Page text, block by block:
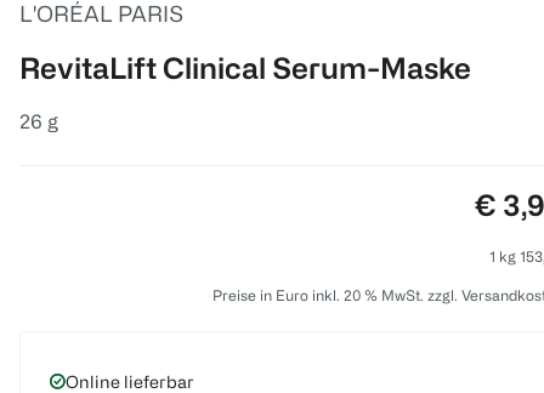
L'ORÉAL PARIS
RevitaLift Clinical Serum-Maske
26 g
€
1 kg
Preise in Euro inkl. 20 % MwSt. zzgl.
Online lieferbar